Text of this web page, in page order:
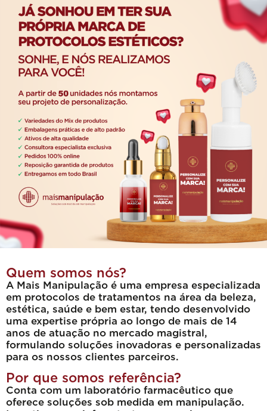
Quem somos nós?
A Mais Manipulação é uma empresa especializada
em protocolos de tratamentos na área da beleza,
estética, saúde e bem estar, tendo desenvolvido
uma expertise própria ao longo de mais de 14
anos de atuação no mercado magistral,
formulando soluções inovadoras e personalizadas
para os nossos clientes parceiros.
Por que somos referência?
Conta com um laboratório farmacêutico que
oferece soluções sob medida em manipulação.